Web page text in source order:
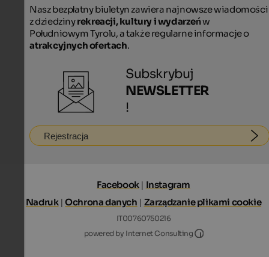
Nasz bezpłatny biuletyn zawiera najnowsze wiadomości
z dziedzinyrekreacji, kultury i wydarzeńw
Południowym Tyrolu, a także regularne informacje o
atrakcyjnych ofertach.
Subskrybuj
NEWSLETTER
!
Rejestracja
Facebook | Instagram
Nadruk |Ochrona danych | Zarządzanie plikami cookie
IT00760750216
powered by Internet Consulting
Internet